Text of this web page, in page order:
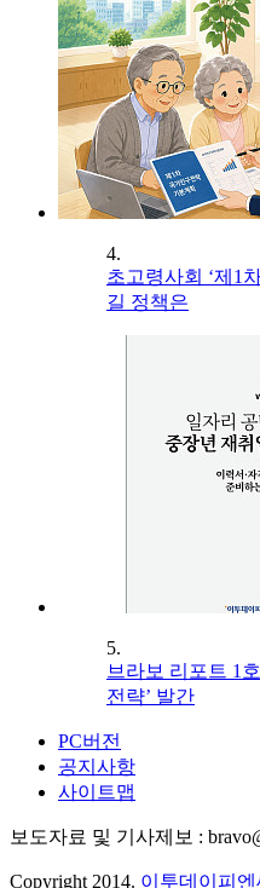
4.
초고령사회 ‘제1
길 정책은
5.
브라보 리포트 1
전략’ 발간
PC버전
공지사항
사이트맵
보도자료 및 기사제보 :
Copyright 2014. 이투데이피엔